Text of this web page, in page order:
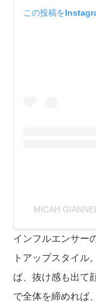
この投稿を
MICAH
インフルエンサー
トアップスタイル
ば、抜け感も出て
で全体を締めれば